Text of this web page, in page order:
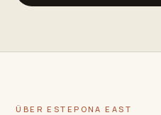
ÜBER ESTEPONA EAST